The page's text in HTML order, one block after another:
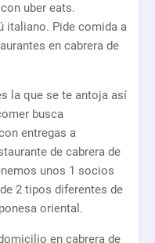
uber eats.
italiano. Pide comida a
en cabrera de
la que se te antoja así
busca
entregas a
de cabrera de
unos 1 socios
2 tipos diferentes de
oriental.
en cabrera de